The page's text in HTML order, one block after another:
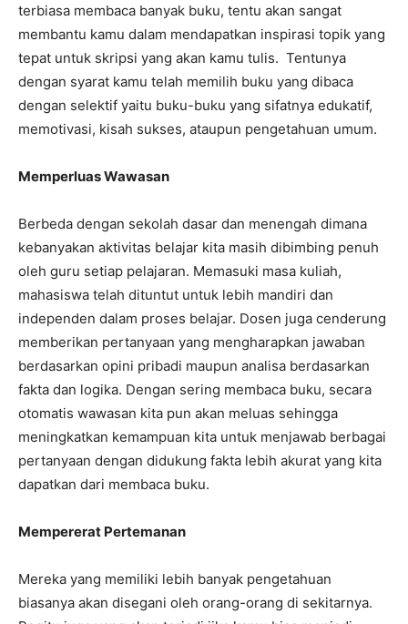
terbiasa membaca banyak buku, tentu akan sangat
membantu kamu dalam mendapatkan inspirasi topik yang
tepat untuk skripsi yang akan kamu tulis. Tentunya
dengan syarat kamu telah memilih buku yang dibaca
dengan selektif yaitu buku-buku yang sifatnya edukatif,
memotivasi, kisah sukses, ataupun pengetahuan umum.
Memperluas Wawasan
Berbeda dengan sekolah dasar dan menengah dimana
kebanyakan aktivitas belajar kita masih dibimbing penuh
oleh guru setiap pelajaran. Memasuki masa kuliah,
mahasiswa telah dituntut untuk lebih mandiri dan
independen dalam proses belajar. Dosen juga cenderung
memberikan pertanyaan yang mengharapkan jawaban
berdasarkan opini pribadi maupun analisa berdasarkan
fakta dan logika. Dengan sering membaca buku, secara
otomatis wawasan kita pun akan meluas sehingga
meningkatkan kemampuan kita untuk menjawab berbagai
pertanyaan dengan didukung fakta lebih akurat yang kita
dapatkan dari membaca buku.
Mempererat Pertemanan
Mereka yang memiliki lebih banyak pengetahuan
biasanya akan disegani oleh orang-orang di sekitarnya.